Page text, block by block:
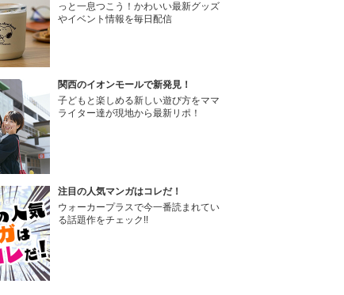
っと一息つこう！かわいい最新グッズ
やイベント情報を毎日配信
関西のイオンモールで新発見！
子どもと楽しめる新しい遊び方をママ
ライター達が現地から最新リポ！
注目の人気マンガはコレだ！
ウォーカープラスで今一番読まれてい
る話題作をチェック!!